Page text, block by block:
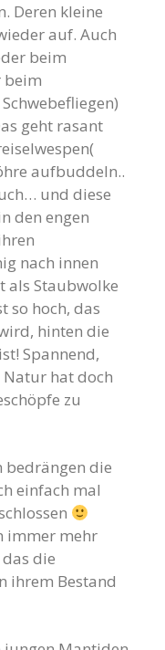
Deren kleine
auf. Auch
beim
beim
geht rasant
aufbuddeln..
und diese
den engen
nach innen
als Staubwolke
so hoch, das
hinten die
Spannend,
Natur hat doch
zu
bedrängen die
einfach mal
immer mehr
die
ihrem Bestand